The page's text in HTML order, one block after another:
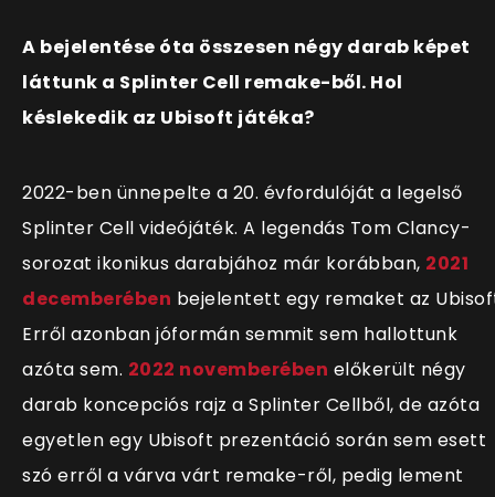
A bejelentése óta összesen négy darab képet
láttunk a Splinter Cell remake-ből. Hol
késlekedik az Ubisoft játéka?
2022-ben ünnepelte a 20. évfordulóját a legelső
Splinter Cell videójáték. A legendás Tom Clancy-
sorozat ikonikus darabjához már korábban, 2021
decemberében bejelentett egy remaket az
Erről azonban jóformán semmit sem hallottunk
azóta sem. 2022 novemberében előkerült négy
darab koncepciós rajz a Splinter Cellből, de azóta
egyetlen egy Ubisoft prezentáció során sem esett
szó erről a várva várt remake-ről, pedig lement